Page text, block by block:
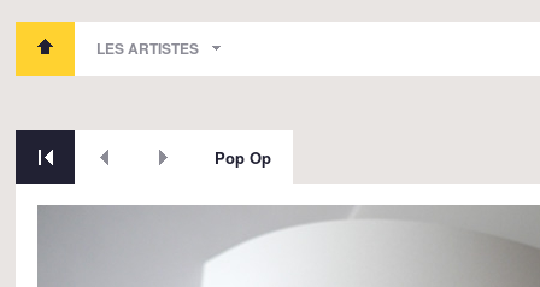
LES ARTISTES
Pop Op